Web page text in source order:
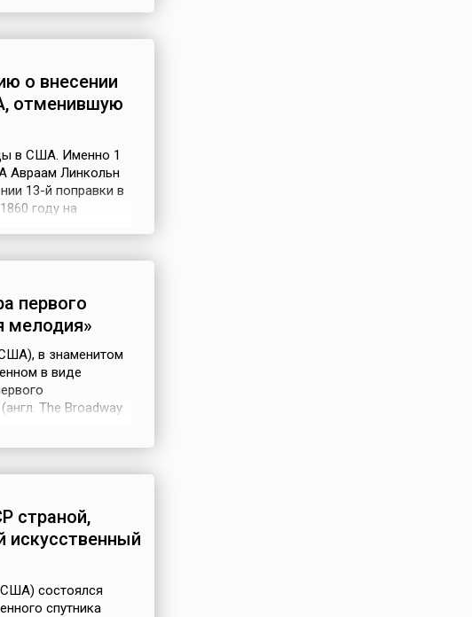
о внесении
отменившую
в США. Именно 1
Авраам Линкольн
13-й поправки в
году на
первого
мелодия»
в знаменитом
в виде
The Broadway
страной,
искусственный
состоялся
спутника